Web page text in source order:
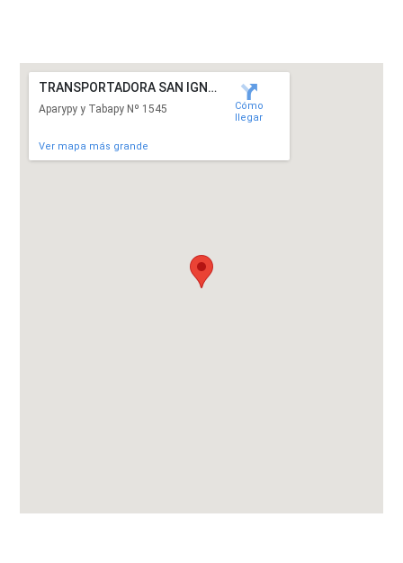
TRANSPORTADORA SAN IGNACIO S.A.
Aparypy y Tabapy Nº 1545
Ver mapa más grande
Cómo
llegar